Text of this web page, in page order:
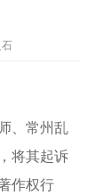
、常州乱
将其起诉
作权行